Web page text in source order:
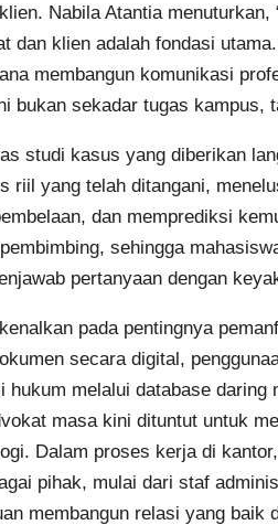
Nabila Atantia menuturkan,
dan klien adalah fondasi
membangun komunikasi
bukan sekadar tugas kampus,
studi kasus yang diberikan
riil yang telah ditangani,
dan memprediksi
sehingga
pertanyaan dengan
pada pentingnya
secara digital,
melalui database daring
masa kini dituntut untuk
Dalam proses kerja di
pihak, mulai dari staf
membangun relasi yang baik